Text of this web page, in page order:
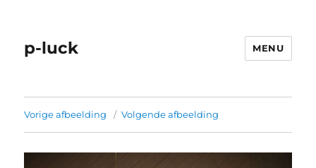
p-luck MENU
Vorige afbeelding Volgende afbeelding